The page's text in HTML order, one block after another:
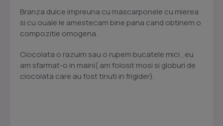
Branza dulce impreuna cu mascarponele cu mierea
si cu ouale le amestecam bine pana cand obtinem o
compozitie omogena .
Ciocolata o razuim sau o rupem bucatele mici , eu
am sfarmat-o in maini( am folosit mosi si globuri de
ciocolata care au fost tinuti in frigider).